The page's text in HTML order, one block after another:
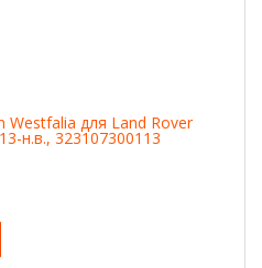
Westfalia для Land Rover
н.в., 323107300113